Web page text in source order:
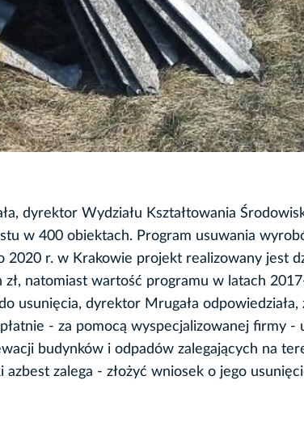
dyrektor Wydziału Kształtowania
w 400 obiektach. Program usuwania
2020 r. w Krakowie projekt realizowany jest
natomiast wartość programu w latach
usunięcia, dyrektor Mrugała odpowiedziała,
- za pomocą wyspecjalizowanej firmy -
budynków i odpadów zalegających na
zalega - złożyć wniosek o jego